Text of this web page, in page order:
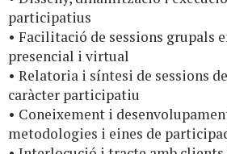
participatius
• Facilitació de sessions grupals
presencial i virtual
• Relatoria i síntesi de sessions
caràcter participatiu
• Coneixement i
metodologies i eines de